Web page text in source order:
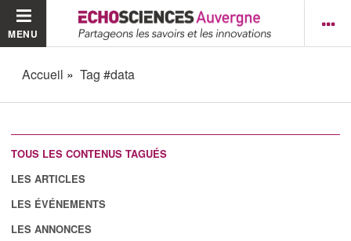
MENU
Accueil Tag #data
TOUS LES CONTENUS TAGUÉS
LES ARTICLES
LES ÉVÉNEMENTS
LES ANNONCES